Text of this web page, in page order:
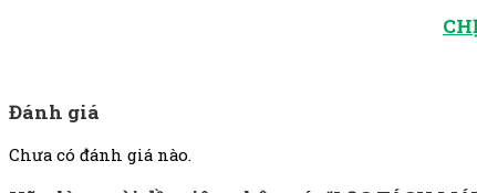
Đánh giá
Chưa có đánh giá nào.